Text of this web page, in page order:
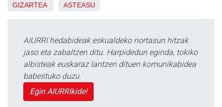
GIZARTEA ASTEASU
AIURRI hedabideak eskualdeko nortasun hitzak
jaso eta zabaltzen ditu. Harpidedun eginda, tokiko
albisteak euskaraz lantzen dituen komunikabidea
babestuko duzu.
Egin AIURRIkide!